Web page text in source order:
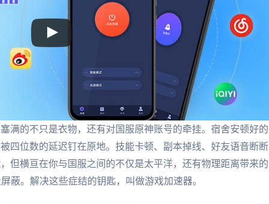
满的不只是衣物，还有对国服原神账号的牵挂。宿舍安顿好的
四位数的延迟钉在原地。技能卡顿、副本掉线、好友语音断断
横亘在你与国服之间的不仅是太平洋，还有物理距离带来的
蔽。解决这些症结的钥匙，叫做游戏加速器。